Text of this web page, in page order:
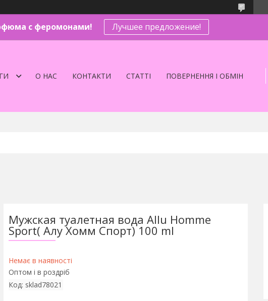
с феромонами! Лучшее предложение!
О НАС КОНТАКТИ СТАТТІ ПОВЕРНЕННЯ І ОБМІН
Мужская туалетная вода Allu Homme
Sport( Алу Хомм Спорт) 100 ml
Немає в наявності
Оптом і в роздріб
Код: sklad78021